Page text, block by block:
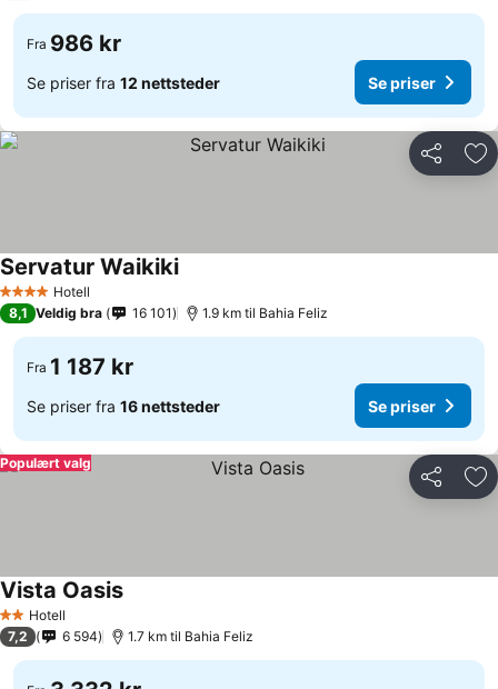
Fra 986 kr
Se priser fra 12 nettsteder Se priser
Del
4 StjernerHotell
Servatur WaikikiSe priser
8,1 Veldig bra 16 101 1.9 km til Bahia Feliz
Fra 1 187 kr
Se priser fra 16 nettsteder Se priser
Del
Populært valg
2 Stjerner
Hotell
Vista OasisSe priser
7,2 6 594 1.7 km til Bahia Feliz